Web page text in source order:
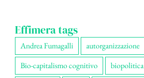
Effimera tags
Andrea Fumagalli
autorganizzazione
Bio-capitalismo cognitivo
biopolitica